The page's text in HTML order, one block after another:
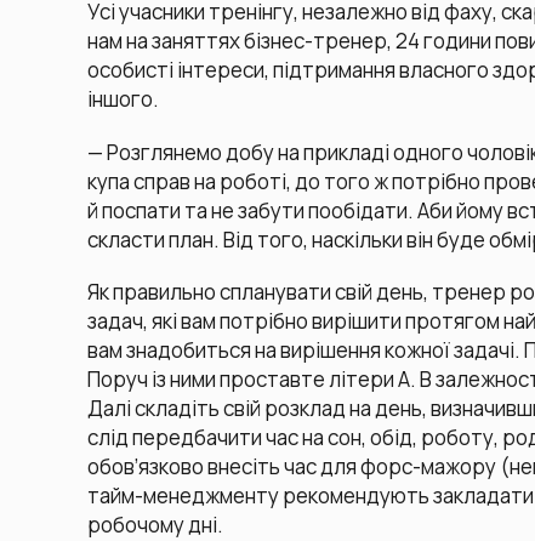
Усі учасники тренінгу, незалежно від фаху,
нам на заняттях бізнес-тренер, 24 години
особисті інтереси, підтримання власного
іншого.
— Розглянемо добу на прикладі одного
купа справ на роботі, до того ж потрібно
й поспати та не забути пообідати. Аби йому
скласти план. Від того, наскільки він буде
Як правильно спланувати свій день, тренер
задач, які вам потрібно вирішити протягом
вам знадобиться на вирішення кожної
Поруч із ними проставте літери А. В
Далі складіть свій розклад на день,
слід передбачити час на сон, обід, роботу,
обов’язково внесіть час для форс-мажору
тайм-менеджменту рекомендують
робочому дні.